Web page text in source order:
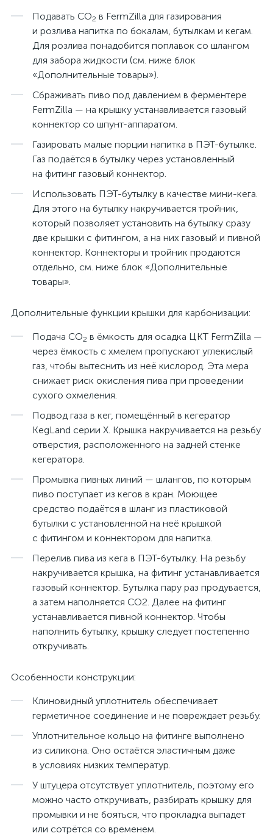
Подавать CO2 в FermZilla для газирования
и розлива напитка по бокалам, бутылкам и кегам.
Для розлива понадобится поплавок со шлангом
для забора жидкости (см. ниже блок
«Дополнительные товары»).
Сбраживать пиво под давлением в ферментере
FermZilla — на крышку устанавливается газовый
коннектор со шпунт-аппаратом.
Газировать малые порции напитка в ПЭТ-бутылке.
Газ подаётся в бутылку через установленный
на фитинг газовый коннектор.
Использовать ПЭТ-бутылку в качестве мини-кега.
Для этого на бутылку накручивается тройник,
который позволяет установить на бутылку сразу
две крышки с фитингом, а на них газовый и пивной
коннектор. Коннекторы и тройник продаются
отдельно, см. ниже блок «Дополнительные
товары».
Дополнительные функции крышки для карбонизации:
Подача CO2 в ёмкость для осадка ЦКТ FermZilla —
через ёмкость с хмелем пропускают углекислый
газ, чтобы вытеснить из неё кислород. Эта мера
снижает риск окисления пива при проведении
сухого охмеления.
Подвод газа в кег, помещённый в кегератор
KegLand серии X. Крышка накручивается на резьбу
отверстия, расположенного на задней стенке
кегератора.
Промывка пивных линий — шлангов, по которым
пиво поступает из кегов в кран. Моющее
средство подаётся в шланг из пластиковой
бутылки с установленной на неё крышкой
с фитингом и коннектором для напитка.
Перелив пива из кега в ПЭТ-бутылку. На резьбу
накручивается крышка, на фитинг устанавливается
газовый коннектор. Бутылка пару раз продувается,
а затем наполняется CO2. Далее на фитинг
устанавливается пивной коннектор. Чтобы
наполнить бутылку, крышку следует постепенно
откручивать.
Особенности конструкции:
Клиновидный уплотнитель обеспечивает
герметичное соединение и не повреждает резьбу.
Уплотнительное кольцо на фитинге выполнено
из силикона. Оно остаётся эластичным даже
в условиях низких температур.
У штуцера отсутствует уплотнитель, поэтому его
можно часто откручивать, разбирать крышку для
промывки и не бояться, что прокладка выпадет
или сотрётся со временем.